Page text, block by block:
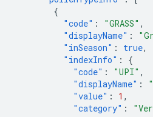
{
"code" : "GRASS" ,
"displayName" :
"inSeason" : true,
"indexInfo" :
{
"code" : "UPI" ,
"displayName" :
"value" : 1 ,
"category" :